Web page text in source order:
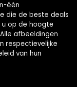
één
die de beste deals
u op de hoogte
afbeeldingen
respectievelijke
van hun